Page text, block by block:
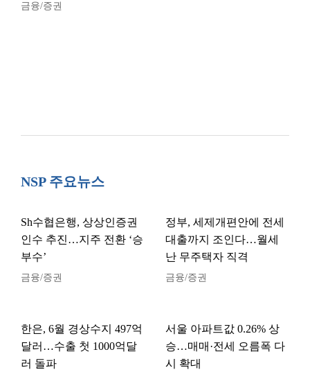
금융/증권
NSP 주요뉴스
Sh수협은행, 상상인증권
인수 추진…지주 전환 ‘승
부수’
금융/증권
정부, 세제개편안에 전세
대출까지 조인다…월세
난 무주택자 직격
금융/증권
한은, 6월 경상수지 497억
달러…수출 첫 1000억달
러 돌파
서울 아파트값 0.26% 상
승…매매·전세 오름폭 다
시 확대